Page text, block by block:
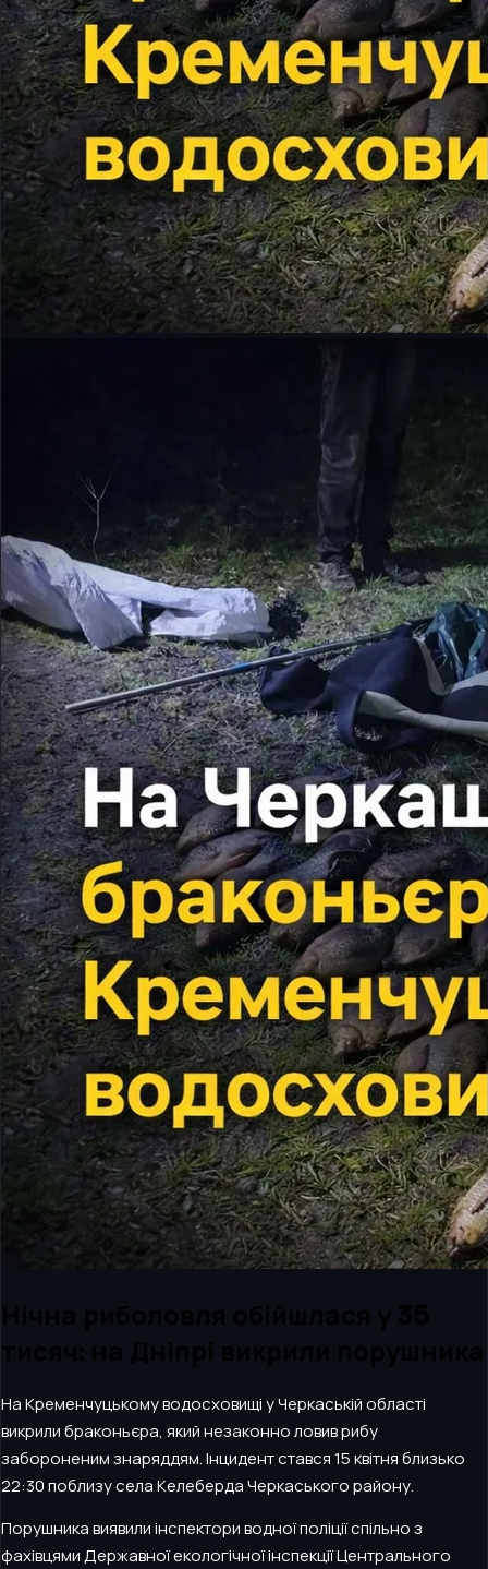
На Кременчуцькому водосховищі у Черкаській області
викрили браконьєра, який незаконно ловив рибу
забороненим знаряддям. Інцидент стався 15 квітня близько
22:30 поблизу села Келеберда Черкаського району.
Порушника виявили інспектори водної поліції спільно з
фахівцями Державної екологічної інспекції Центрального